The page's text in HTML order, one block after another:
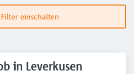
Filter einschalten
in Leverkusen